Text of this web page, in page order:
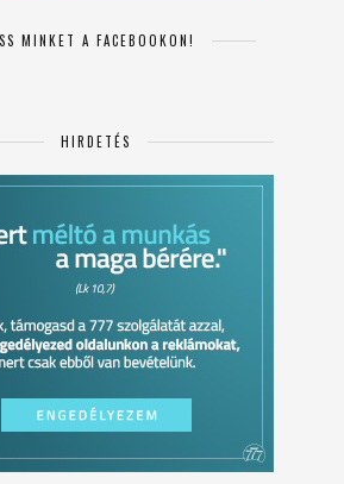
MINKET A FACEBOOKON!
HIRDETÉS